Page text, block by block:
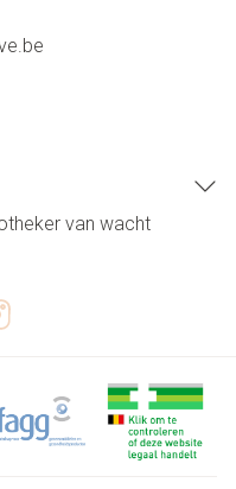
van wacht